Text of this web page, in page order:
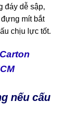
đáy dễ sập,
mít bắt
chịu lực tốt.
nếu cấu